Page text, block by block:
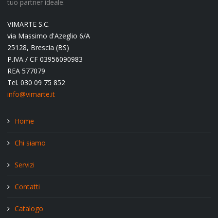
tuo partner ideale.
VIMARTE S.C.
via Massimo d'Azeglio 6/A
25128, Brescia (BS)
P.IVA / CF 03956090983
REA 577079
Tel. 030 09 75 852
info@vimarte.it
Home
Chi siamo
Servizi
Contatti
Catalogo